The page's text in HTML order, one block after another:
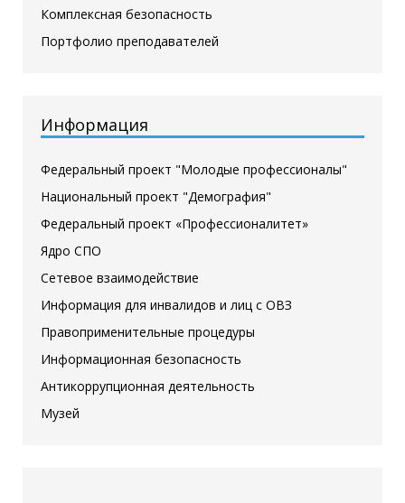
Комплексная безопасность
Портфолио преподавателей
Информация
Федеральный проект "Молодые профессионалы"
Национальный проект "Демография"
Федеральный проект «Профессионалитет»
Ядро СПО
Сетевое взаимодействие
Информация для инвалидов и лиц с ОВЗ
Правоприменительные процедуры
Информационная безопасность
Антикоррупционная деятельность
Музей